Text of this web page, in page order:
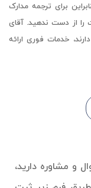
برای ترجمه مدارک
از دست ندهید. آقای
خدمات فوری ارائه
و مشاوره دارید،